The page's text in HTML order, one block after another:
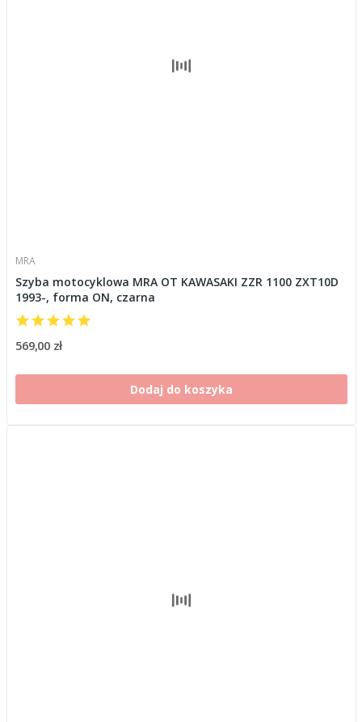
MRA
Szyba motocyklowa MRA OT KAWASAKI ZZR 1100 ZXT10D
1993-, forma ON, czarna
569,00 zł
Dodaj do koszyka